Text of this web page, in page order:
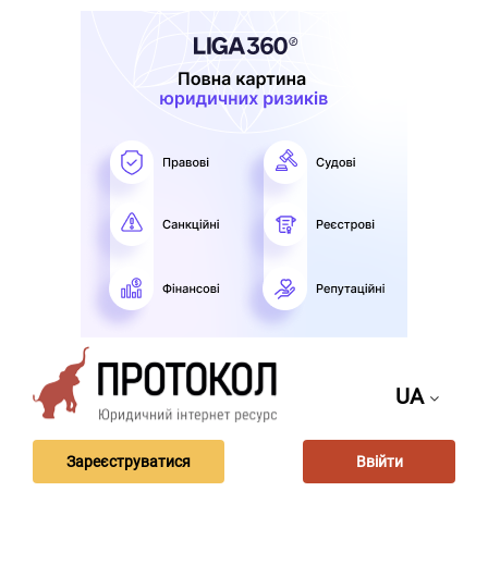
UA
Зареєструватися Ввійти